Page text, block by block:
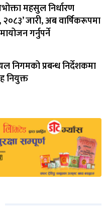
महसुल निर्धारण
२०८३’ जारी, अब वार्षिकरूपमा
गर्नुपर्ने
निगमको प्रबन्ध निर्देशकमा
नियुक्त